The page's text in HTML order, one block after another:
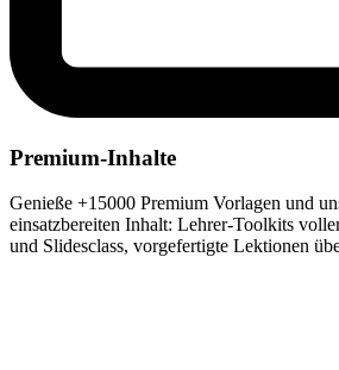
Premium-Inhalte
Genieße +15000 Premium Vorlagen und
einsatzbereiten Inhalt: Lehrer-Toolkits
und Slidesclass, vorgefertigte Lektionen